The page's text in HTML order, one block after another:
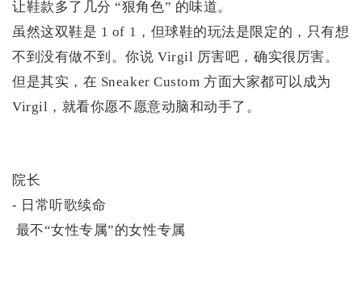
让鞋款多了几分 “狠角色” 的味道。
虽然这双鞋是 1 of 1，但球鞋的玩法是限定的，只有想
不到没有做不到。你说 Virgil 厉害吧，确实很厉害。
但是其实，在 Sneaker Custom 方面大家都可以成为
Virgil，就看你愿不愿意动脑和动手了。
院长
- 日常听歌续命
最不“女性专属”的女性专属